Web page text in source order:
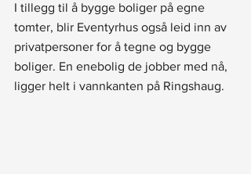
I tillegg til å bygge boliger på egne
tomter, blir Eventyrhus også leid inn av
privatpersoner for å tegne og bygge
boliger. En enebolig de jobber med nå,
ligger helt i vannkanten på Ringshaug.